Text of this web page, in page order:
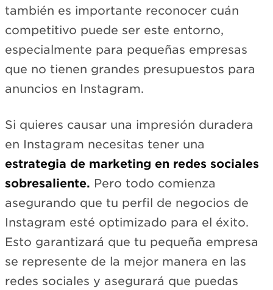
también es importante reconocer cuán
competitivo puede ser este entorno,
especialmente para pequeñas empresas
que no tienen grandes presupuestos para
anuncios en Instagram.
Si quieres causar una impresión duradera
en Instagram necesitas tener una
estrategia de marketing en redes sociales
sobresaliente. Pero todo comienza
asegurando que tu perfil de negocios de
Instagram esté optimizado para el éxito.
Esto garantizará que tu pequeña empresa
se represente de la mejor manera en las
redes sociales y asegurará que puedas